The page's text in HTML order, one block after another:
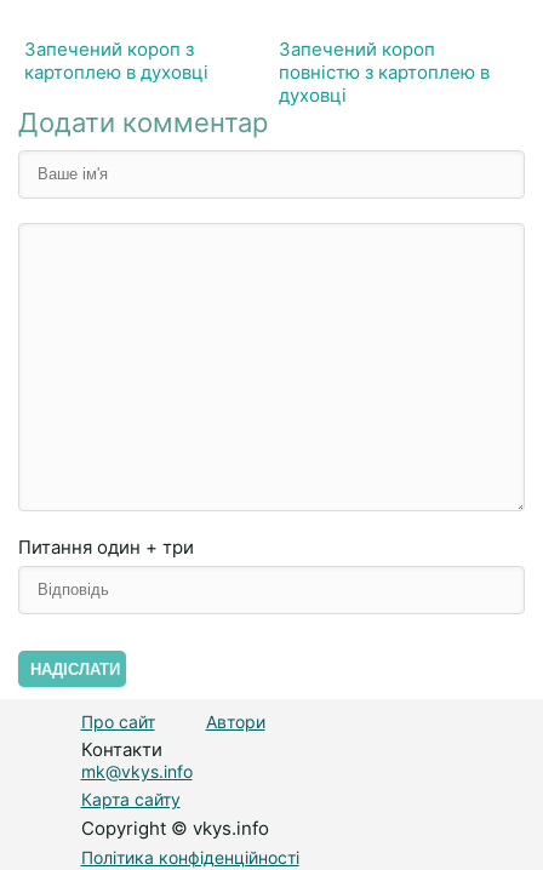
Запечений короп з
картоплею в духовці
Запечений короп
повністю з картоплею в
духовці
Додати комментар
Питання один + три
НАДІСЛАТИ
Про сайт Автори
Контакти
mk@vkys.info
Карта сайту
Copyright © vkys.info
Політика конфіденційності